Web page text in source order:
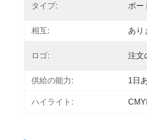
タイプ: ボー
相互: あり
ロゴ: 注文
供給の能力: 1日
ハイライト: